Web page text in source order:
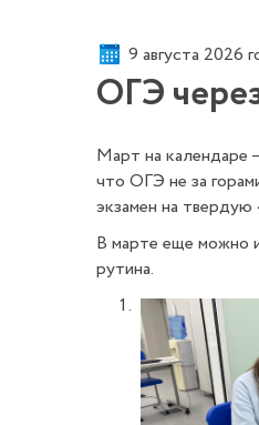
9 августа 2026
ОГЭ
Март на календаре
что ОГЭ не за
экзамен на твердую
В марте еще можно
рутина.